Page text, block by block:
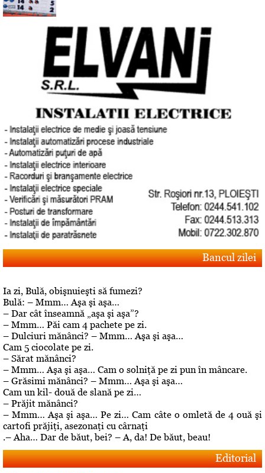
Bancul zilei
Ia zi, Bulă, obişnuieşti să fumezi?
Bulă: – Mmm… Aşa şi aşa…
– Dar cât înseamnă „aşa şi aşa”?
– Mmm… Păi cam 4 pachete pe zi.
– Dulciuri mănânci? – Mmm… Aşa şi aşa…
Cam 5 ciocolate pe zi.
– Sărat mănânci?
– Mmm… Aşa şi aşa… Cam o solniţă pe zi pun în mâncare.
– Grăsimi mănânci? – Mmm… Aşa şi aşa…
Cam un kil- două de slană pe zi…
– Prăjit mănânci?
– Mmm… Aşa şi aşa… Pe zi… Cam câte o omletă de 4 ouă şi
cartofi prăjiţi, asezonaţi cu cârnaţi
.– Aha… Dar de băut, bei? – A, da! De băut, beau!
Editorial